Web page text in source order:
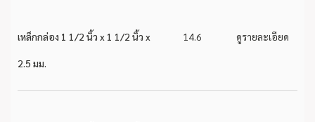
เหล็กกล่อง 1 1/2 นิ้ว x 1 1/2 นิ้ว x
2.5 มม.
14.6 ดูรายละเอียด